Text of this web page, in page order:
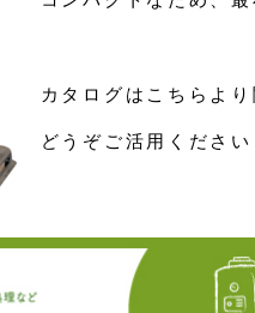
カタログはこちらより
どうぞご活用ください